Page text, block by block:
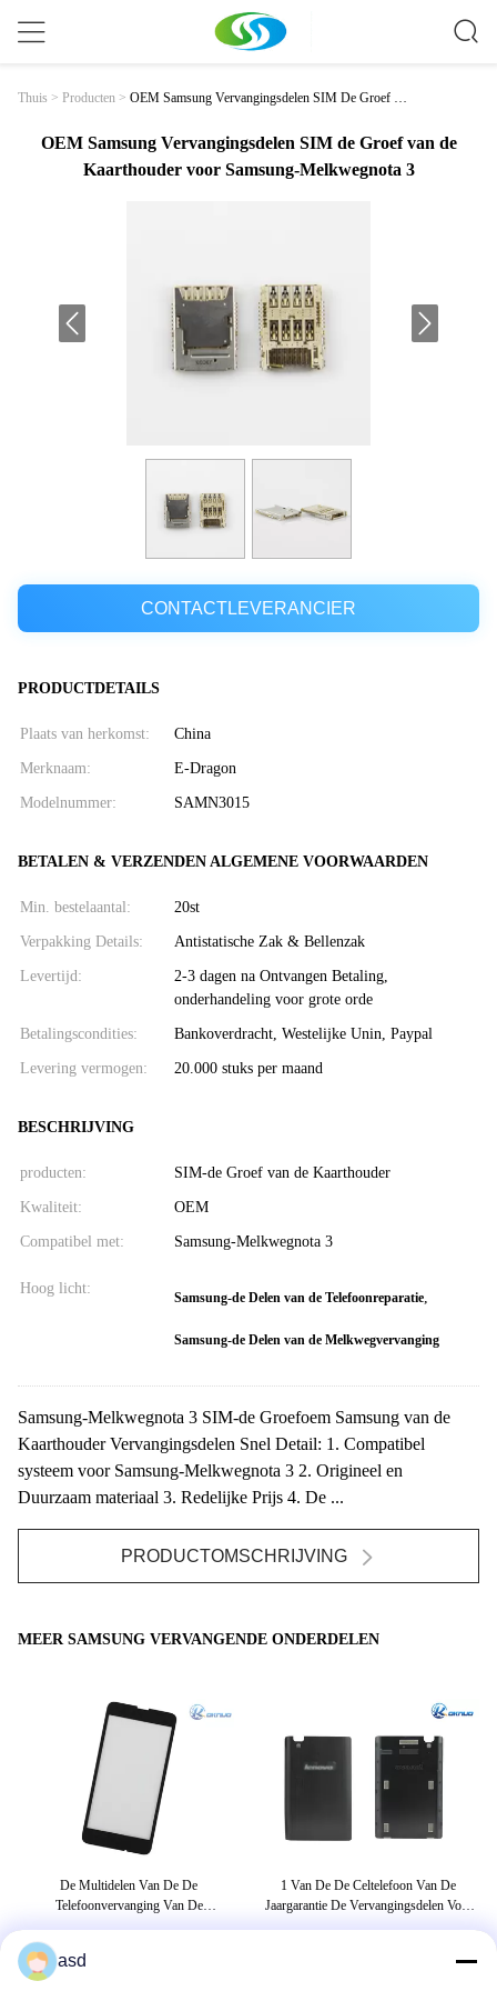
Thuis > Producten > OEM Samsung Vervangingsdelen SIM De Groef Va
OEM Samsung Vervangingsdelen SIM de Groef van de
Kaarthouder voor Samsung-Melkwegnota 3
CONTACTLEVERANCIER
PRODUCTDETAILS
Plaats van herkomst: China
Merknaam: E-Dragon
Modelnummer: SAMN3015
BETALEN & VERZENDEN ALGEMENE VOORWAARDEN
Min. bestelaantal: 20st
Verpakking Details: Antistatische Zak & Bellenzak
Levertijd:
2-3 dagen na Ontvangen Betaling,
onderhandeling voor grote orde
Betalingscondities: Bankoverdracht, Westelijke Unin, Paypal
Levering vermogen: 20.000 stuks per maand
BESCHRIJVING
producten: SIM-de Groef van de Kaarthouder
Kwaliteit: OEM
Compatibel met: Samsung-Melkwegnota 3
Hoog licht:
Samsung-de Delen van de Telefoonreparatie,
Samsung-de Delen van de Melkwegvervanging
Samsung-Melkwegnota 3 SIM-de Groefoem Samsung van de
Kaarthouder Vervangingsdelen Snel Detail: 1. Compatibel
systeem voor Samsung-Melkwegnota 3 2. Origineel en
Duurzaam materiaal 3. Redelijke Prijs 4. De ...
PRODUCTOMSCHRIJVING
MEER SAMSUNG VERVANGENDE ONDERDELEN
De Multidelen Van De De
Telefoonvervanging Van De
1 Van De De Celtelefoon Van De
Jaargarantie De Vervangingsdelen Voor
asd